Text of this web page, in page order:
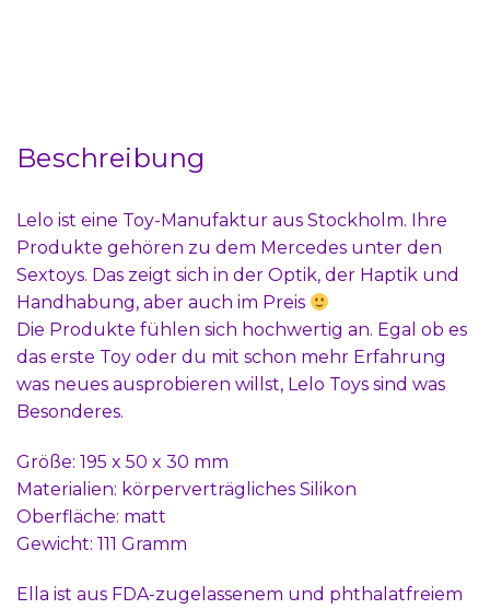
Beschreibung
Lelo ist eine Toy-Manufaktur aus Stockholm. Ihre
Produkte gehören zu dem Mercedes unter den
Sextoys. Das zeigt sich in der Optik, der Haptik und
Handhabung, aber auch im Preis
Die Produkte fühlen sich hochwertig an. Egal ob es
das erste Toy oder du mit schon mehr Erfahrung
was neues ausprobieren willst, Lelo Toys sind was
Besonderes.
Größe: 195 x 50 x 30 mm
Materialien: körperverträgliches Silikon
Oberfläche: matt
Gewicht: 111 Gramm
Ella ist aus FDA-zugelassenem und phthalatfreiem